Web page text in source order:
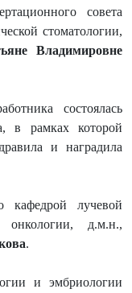
совета
стоматологии,
Владимировне
состоялась
в рамках которой
и наградила
лучевой
д.м.н.,
.
и эмбриологии